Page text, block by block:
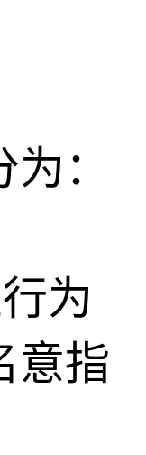
：
为
意指